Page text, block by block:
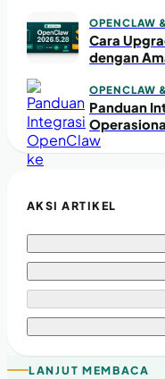
OPENCLAW
Cara
dengan
OPENCLAW
Panduan
AKSI ARTIKEL
LANJUT MEMBACA